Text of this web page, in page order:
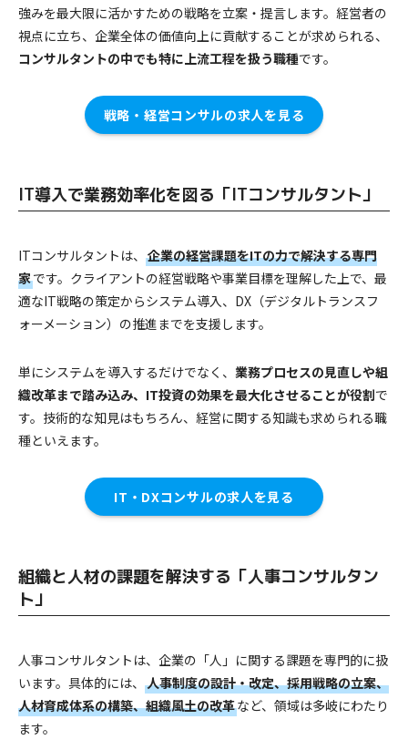
強みを最大限に活かすための戦略を立案・提言します。経営者の
視点に立ち、企業全体の価値向上に貢献することが求められる、
コンサルタントの中でも特に上流工程を扱う職種です。
戦略・経営コンサルの求人を見る
IT導入で業務効率化を図る「ITコンサルタント」
ITコンサルタントは、 企業の経営課題をITの力で解決する専門
家です。クライアントの経営戦略や事業目標を理解した上で、最
適なIT戦略の策定からシステム導入、DX（デジタルトランスフ
ォーメーション）の推進までを支援します。
単にシステムを導入するだけでなく、 業務プロセスの見直しや組
織改革まで踏み込み、IT投資の効果を最大化させることが役割で
す。技術的な知見はもちろん、経営に関する知識も求められる職
種といえます。
IT・DXコンサルの求人を見る
組織と人材の課題を解決する「人事コンサルタン
ト」
人事コンサルタントは、企業の「人」に関する課題を専門的に扱
います。具体的には、 人事制度の設計・改定、採用戦略の立案、
人材育成体系の構築、組織風土の改革など、領域は多岐にわたり
ます。